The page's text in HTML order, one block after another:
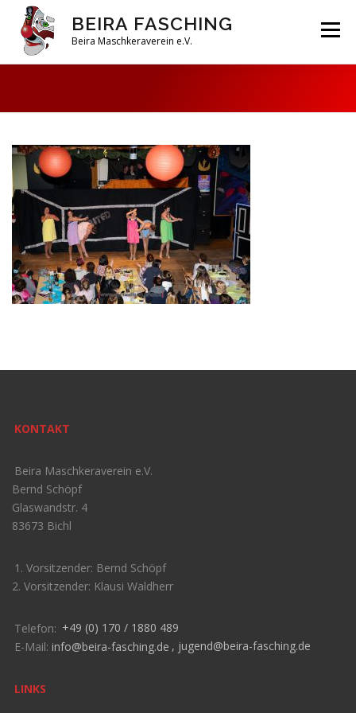
Inhalt
springen
BEIRA FASCHING
Beira Maschkeraverein e.V.
Menü
VEREIN ARCHIV
KONTAKT
Beira Maschkeraverein e.V.
Bernd Schöpf
Glaswandstr. 4
83673 Bichl
1. Vorsitzender: Bernd Schöpf
2. Vorsitzender: Klausi Waldherr
Telefon: +49 (0) 170 / 1880 489
E-Mail: info@beira-fasching.de , jugend@beira-fasching.de
LINKS